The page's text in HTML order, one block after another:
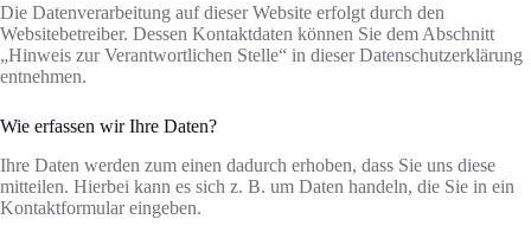
Die Datenverarbeitung auf dieser Website erfolgt durch den
Websitebetreiber. Dessen Kontaktdaten können Sie dem Abschnitt
„Hinweis zur Verantwortlichen Stelle“ in dieser Datenschutzerklärung
entnehmen.
Wie erfassen wir Ihre Daten?
Ihre Daten werden zum einen dadurch erhoben, dass Sie uns diese
mitteilen. Hierbei kann es sich z. B. um Daten handeln, die Sie in ein
Kontaktformular eingeben.